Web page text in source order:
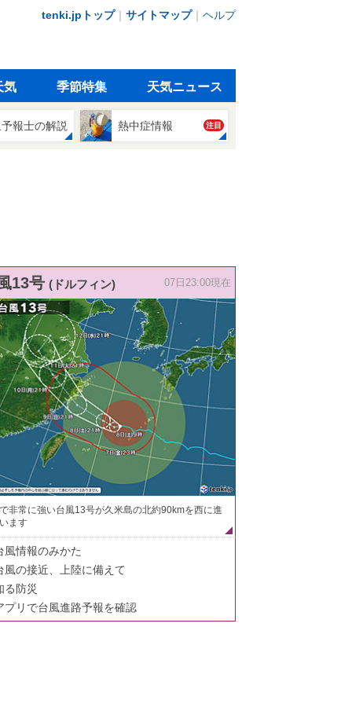
tenki.jpトップ｜ サイトマップ｜ ヘルプ
気 季節特集 天気ニュース
報士の解説 熱中症情報 注目
13号 (ドルフィン) 07日23:00現在
非常に強い台風13号が久米島の北約90kmを西に進
ます
風情報のみかた
風の接近、上陸に備えて
る防災
プリで台風進路予報を確認